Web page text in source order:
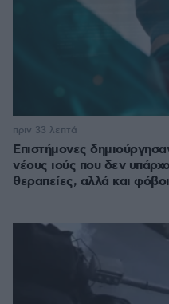
Επιστήμονες
νέους ιούς που δεν
θεραπείες, αλλά και
πριν 33 λεπτά